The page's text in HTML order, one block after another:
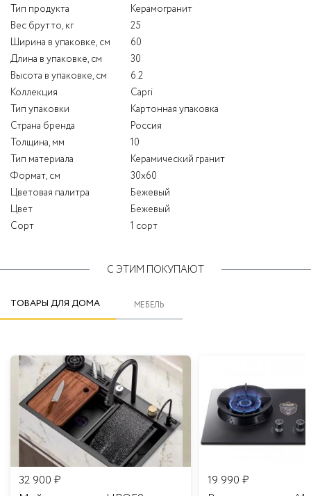
Тип продукта
Керамогранит
Вес брутто, кг
25
Ширина в упаковке, см
60
Длина в упаковке, см
30
Высота в упаковке, см
6.2
Коллекция
Capri
Тип упаковки
Картонная упаковка
Страна бренда
Россия
Толщина, мм
10
Тип материала
Керамический гранит
Формат, см
30x60
Цветовая палитра
Бежевый
Цвет
Бежевый
Сорт
1 сорт
С ЭТИМ ПОКУПАЮТ
ТОВАРЫ ДЛЯ ДОМА МЕБЕЛЬ
32 900 ₽
19 990 ₽